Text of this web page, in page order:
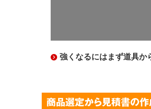
強くなるにはまず道具か